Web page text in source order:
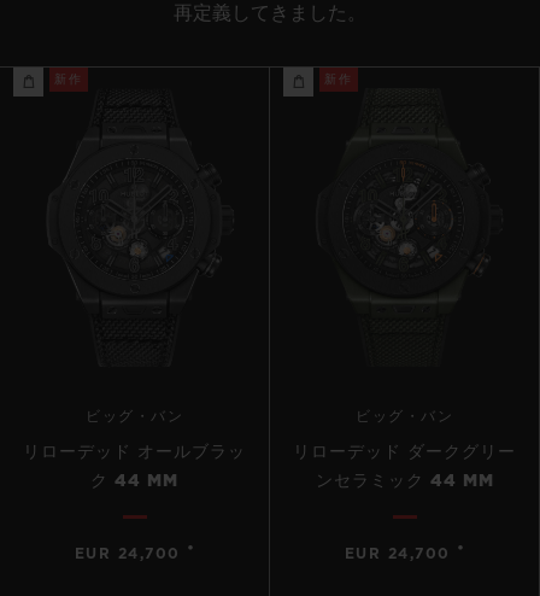
再定義してきました。
新作
ビッグ・バン
リローデッド オールブラッ
ク 44 MM
EUR 24,700 •
新作
ビッグ・バン
リローデッド ダークグリー
ンセラミック 44 MM
EUR 24,700 •